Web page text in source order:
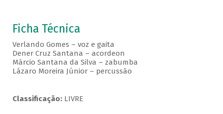
Ficha Técnica
Verlando Gomes – voz e gaita
Dener Cruz Santana – acordeon
Márcio Santana da Silva – zabumba
Lázaro Moreira Júnior – percussão
Classificação: LIVRE